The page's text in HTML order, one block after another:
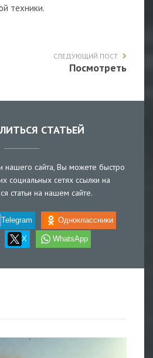
техники.
СЛЕДУЮЩИЙ ПОСТ
Посмотреть
СТАТЬЕЙ
нашего сайта, Вы можете быстро
социальных сетях ссылки на
статьи на нашем сайте.
Telegram Одноклассники
X WhatsApp